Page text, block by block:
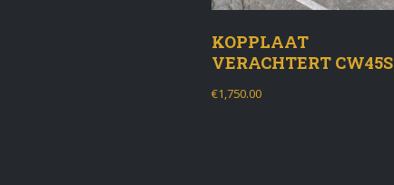
KOPPLAAT
VERACHTERT CW45S
€1,750.00